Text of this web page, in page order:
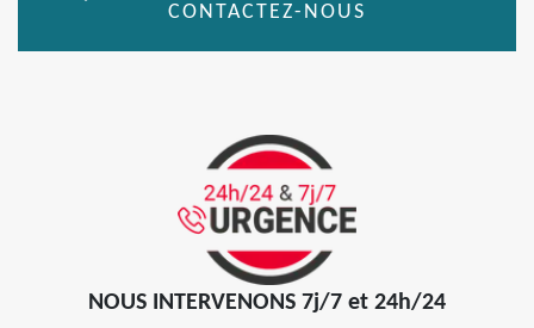
CONTACTEZ-NOUS
NOUS INTERVENONS 7j/7 et 24h/24